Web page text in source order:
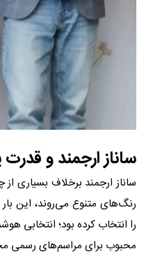
ساناز ارجمند و
ساناز ارجمند برخلاف بسیاری
رنگ‌های متنوع می‌روند، این
را انتخاب کرده بود؛ انتخابی
محبوب برای مراسم‌های